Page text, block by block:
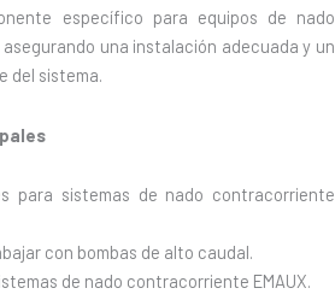
específico para equipos de nado
una instalación adecuada y un
del sistema.
para sistemas de nado contracorriente
con bombas de alto caudal.
de nado contracorriente EMAUX.